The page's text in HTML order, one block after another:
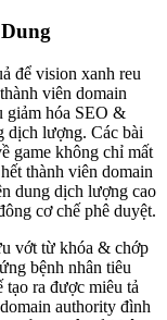
để vision xanh reu
viên domain
giảm hóa SEO &
dịch lượng. Các bài
game không chỉ mất
thành viên domain
dung dịch lượng cao
cơ chế phê duyệt.
vớt từ khóa & chớp
bệnh nhân tiêu
ra được miêu tả
authority đình